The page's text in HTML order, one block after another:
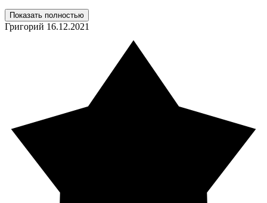
Показать полностью
Григорий 16.12.2021